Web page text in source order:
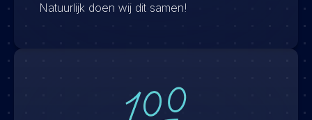
Natuurlijk doen wij dit samen!